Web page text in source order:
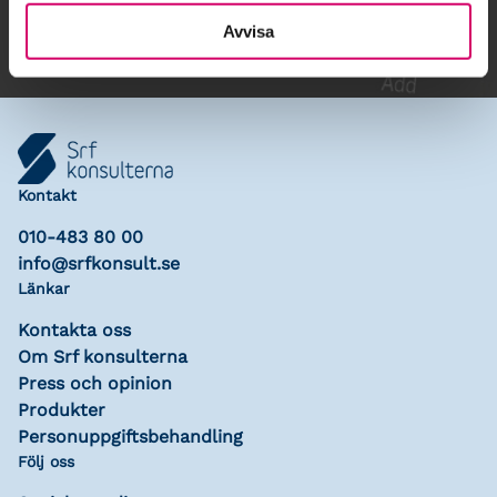
Avvisa
Kontakt
010-483 80 00
info@srfkonsult.se
Länkar
Kontakta oss
Om Srf konsulterna
Press och opinion
Produkter
Personuppgiftsbehandling
Följ oss